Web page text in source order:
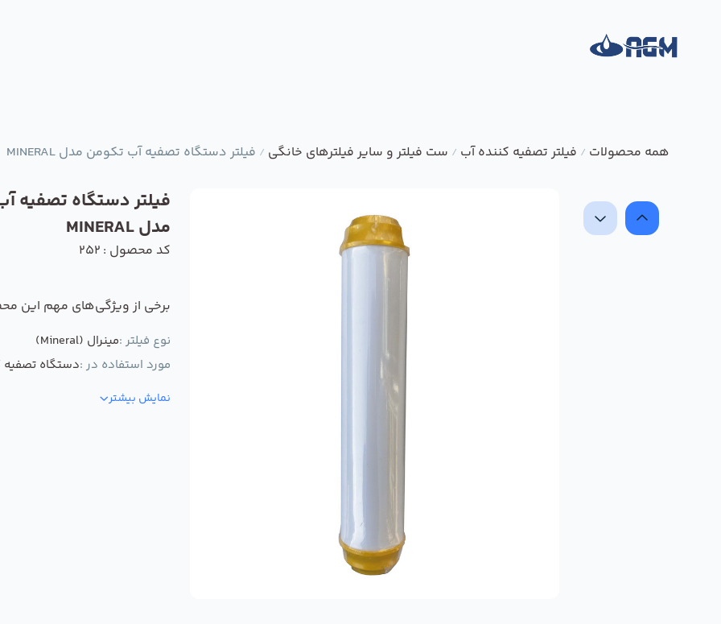
همه محصولات / فیلتر تصفیه کننده آب / ست فیلتر و سایر فیلترهای خانگی / فیلتر دستگاه تصفیه آب تکومن مدل MINERAL
فیلتر دستگاه تصفیه
مدل MINERAL
کد محصول : 252
برخی از ویژگی‌های مهم این
نوع فیلتر :مینرال (Mineral)
مورد استفاده در :دستگاه تصفیه
نمایش بیشتر